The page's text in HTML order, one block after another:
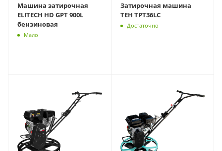
Машина затирочная
ELITECH HD GPT 900L
бензиновая
Мало
Затирочная машина
TEH TPT36LC
Достаточно